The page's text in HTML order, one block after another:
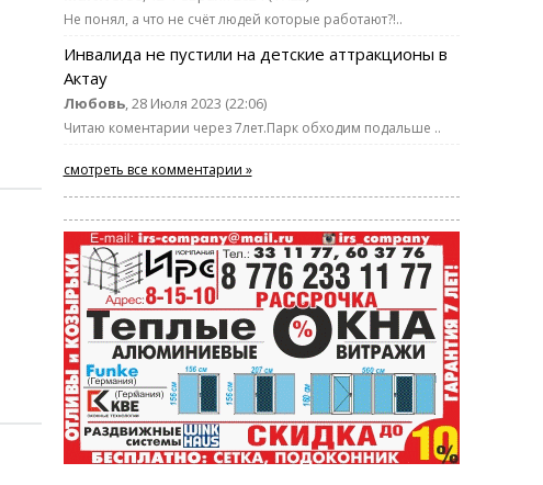
Не понял, а что не счёт людей которые работают?!..
Инвалида не пустили на детские аттракционы в
Актау
Любовь, 28 Июля 2023 (22:06)
Читаю коментарии через 7лет.Парк обходим подальше ..
смотреть все комментарии »